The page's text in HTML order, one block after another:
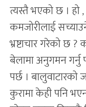
त्यस्तै भएको छ । हो
कमजोरीलाई
भ्रष्टाचार गरेको छ
बेलामा अनुगमन गर्नु
पर्छ ।
कुरामा केही पनि